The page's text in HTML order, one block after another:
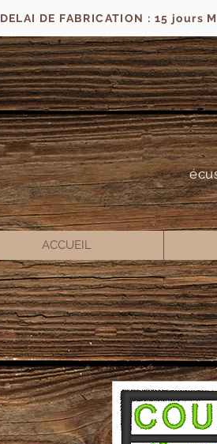
DELAI DE FABRICATION : 15 jours
ACCUEIL